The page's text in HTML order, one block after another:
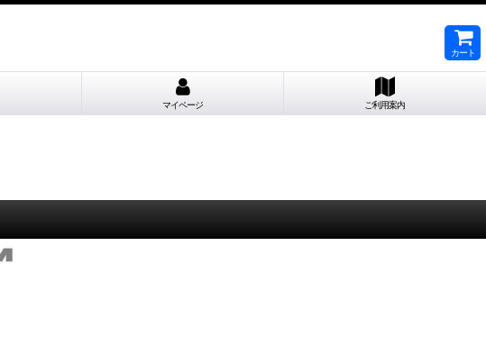
カート
マイページ ご利用案内